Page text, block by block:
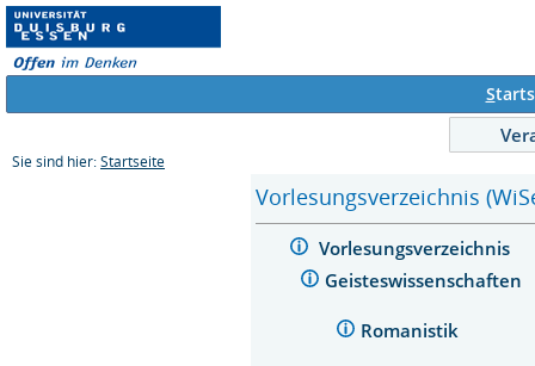
S
Sie sind hier: Startseite
Vorlesungsverzeichnis
Vorlesungsverzeichnis
Geisteswissenschaften
Romanistik